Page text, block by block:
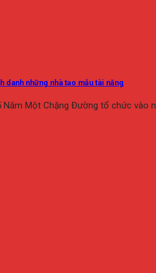
danh những nhà tạo mẫu tài năng
Năm Một Chặng Đường tổ chức vào